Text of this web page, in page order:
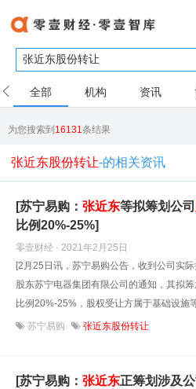
全部 机构 资讯
为您搜索到16131条结果
张近东股份转让-的相关资讯
[苏宁易购： 张近东等拟筹划公司
比例20%-25%]
零壹财经 · 2021年2月25日
[2月25日讯，苏宁易购公告，收到公司实
股东苏宁电器集团有限公司的通知，其拟筹
比例20%-25%，股权受让方属于基础设施
苏宁易购 张近东股份转让
[苏宁易购： 张近东正筹划涉及公